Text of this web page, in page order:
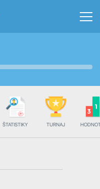
ŠTATISTIKY TURNAJ